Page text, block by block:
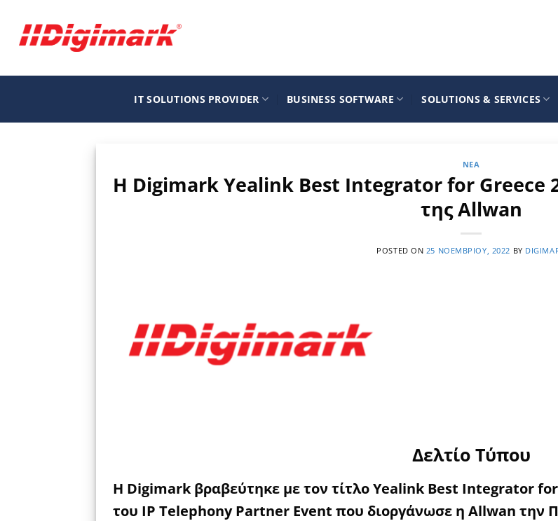
περιεχόμενο
IT SOLUTIONS PROVIDER BUSINESS SOFTWARE SOLUTIONS & SERVICES
ΝΈΑ
Η Digimark Yealink Best Integrator for Greece
της Allwan
POSTED ON 25 ΝΟΕΜΒΡΊΟΥ, 2022 BY
Δελτίο Τύπου
Η Digimarkβραβεύτηκε μετοντίτλοYealink Best Integrator for
του IP Telephony Partner Event που διοργάνωσε η Allwan την